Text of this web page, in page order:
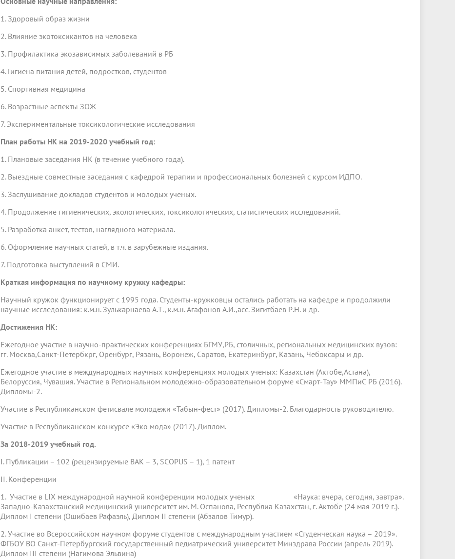
1. Здоровый образ жизни
2. Влияние экотоксикантов на человека
3. Профилактика экозависимых заболеваний в РБ
4. Гигиена питания детей, подростков, студентов
5. Спортивная медицина
6. Возрастные аспекты ЗОЖ
7. Экспериментальные токсикологические исследования
План работы НК на 2019-2020 учебный год:
1. Плановые заседания НК (в течение учебного года).
2. Выездные совместные заседания с кафедрой терапии и профессиональных болезней с курсом ИДПО.
3. Заслушивание докладов студентов и молодых ученых.
4. Продолжение гигиенических, экологических, токсикологических, статистических исследований.
5. Разработка анкет, тестов, наглядного материала.
6. Оформление научных статей, в т.ч. в зарубежные издания.
7. Подготовка выступлений в СМИ.
Краткая информация по научному кружку кафедры:
Научный кружок функционирует с 1995 года. Студенты-кружковцы остались работать на кафедре и продолжили
научные исследования: к.м.н. Зулькарнаева А.Т., к.м.н. Агафонов А.И.,асс. Зигитбаев Р.Н. и др.
Достижения НК:
Ежегодное участие в научно-практических конференциях БГМУ,РБ, столичных, региональных медицинских вузов:
гг. Москва,Санкт-Петербкрг, Оренбург, Рязань, Воронеж, Саратов, Екатеринбург, Казань, Чебоксары и др.
Ежегодное участие в международных научных конференциях молодых ученых: Казахстан (Актобе,Астана),
Белоруссия, Чувашия. Участие в Региональном молодежно-образовательном форуме «Смарт-Тау» ММПиС РБ (2016).
Дипломы-2.
Участие в Республиканском фетисвале молодежи «Табын-фест» (2017). Дипломы-2. Благодарность руководителю.
Участие в Республиканском конкурсе «Эко мода» (2017). Диплом.
За 2018-2019 учебный год.
I. Публикации – 102 (рецензируемые ВАК – 3, SCOPUS – 1), 1 патент
II. Конференции
1. Участие в LIX международной научной конференции молодых ученых «Наука: вчера, сегодня, завтра».
Западно-Казахстанский медицинский университет им. М. Оспанова, Республиа Казахстан, г. Актобе (24 мая 2019 г.).
Диплом I степени (Ошибаев Рафаэль), Диплом II степени (Абзалов Тимур).
2. Участие во Всероссийском научном форуме студентов с международным участием «Студенческая наука – 2019».
ФГБОУ ВО Санкт-Петербургский государственный педиатрический университет Минздрава России (апрель 2019).
Диплом III степени (Нагимова Эльвина)